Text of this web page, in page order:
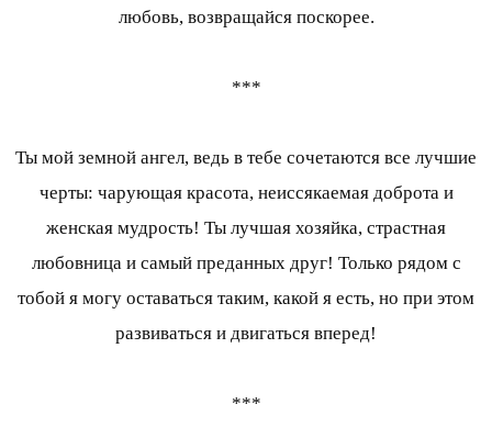
любовь, возвращайся поскорее.
***
Ты мой земной ангел, ведь в тебе сочетаются все лучшие
черты: чарующая красота, неиссякаемая доброта и
женская мудрость! Ты лучшая хозяйка, страстная
любовница и самый преданных друг! Только рядом с
тобой я могу оставаться таким, какой я есть, но при этом
развиваться и двигаться вперед!
***